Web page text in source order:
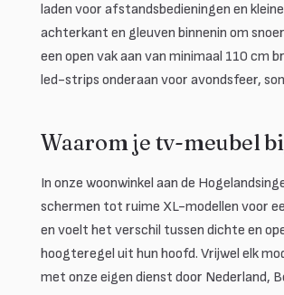
laden voor afstandsbedieningen en
achterkant en gleuven binnenin om
een open vak aan van minimaal 110 cm
led-strips onderaan voor avondsfeer,
Waarom je tv-meubel
In onze woonwinkel aan de
schermen tot ruime XL-modellen voor
en voelt het verschil tussen dichte en
hoogteregel uit hun hoofd. Vrijwel elk
met onze eigen dienst door Nederland,